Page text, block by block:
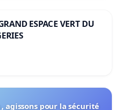
ESPACE VERT DU
agissons pour la sécurité